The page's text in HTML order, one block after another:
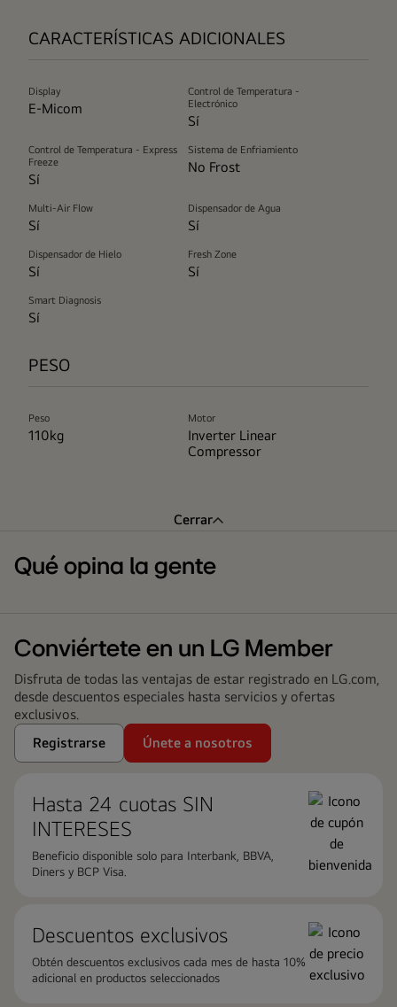
CARACTERÍSTICAS ADICIONALES
Display
E-Micom
Control de Temperatura -
Electrónico
Sí
Control de Temperatura - Express
Freeze
Sí
Sistema de Enfriamiento
No Frost
Multi-Air Flow
Sí
Dispensador de Agua
Sí
Dispensador de Hielo
Sí
Fresh Zone
Sí
Smart Diagnosis
Sí
PESO
Peso
110kg
Motor
Inverter Linear
Compressor
Cerrar
Qué opina la gente
Conviértete en un LG Member
Disfruta de todas las ventajas de estar registrado en LG.com,
desde descuentos especiales hasta servicios y ofertas
exclusivos.
Registrarse
Únete a nosotros
Hasta 24 cuotas ​SIN
INTERESES
Beneficio disponible solo para Interbank, BBVA,
Diners y BCP Visa.
Descuentos exclusivos
Obtén descuentos exclusivos cada mes de hasta 10%
adicional en productos seleccionados